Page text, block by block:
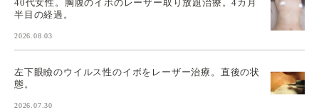
40代女性。胸腹のイボのレーザー取り放題治療。4カ月
半目の経過。
2026.08.03
左下眼瞼のウイルス性のイボをレーザー治療。直後の状
態。
2026.07.30